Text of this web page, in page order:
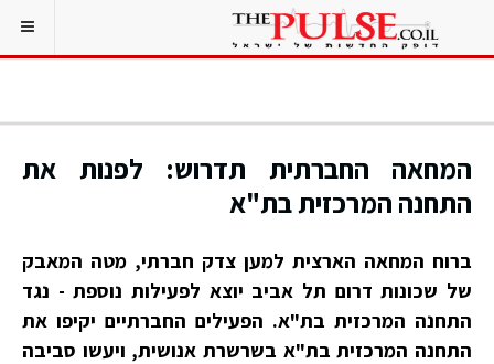
המחאה החברתית תדרוש: לפנות את
התחנה המרכזית בת"א
ברוח המחאה הארצית למען צדק חברתי, מטה המאבק
של שכונות דרום תל אביב יוצא לפעילות נוספת - נגד
התחנה המרכזית בת"א. הפעילים החברתיים יקיפו את
התחנה המרכזית בת"א בשרשרת אנושית, ויעשו סביבה